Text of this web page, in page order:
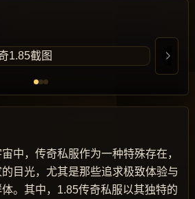
中，传奇私服作为一种特殊存在，
目光，尤其是那些追求极致体验与
。其中，1.85传奇私服以其独特的